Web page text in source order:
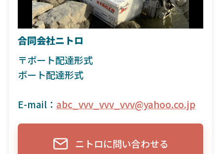
合同会社ニトロ
〒ボート配達形式
ボート配達形式
E-mail： abc_vvv_vvv_vvv@yahoo.co.jp
ニトロに問い合わせる